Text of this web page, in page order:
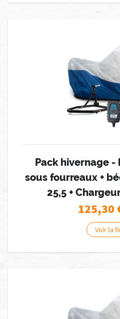
Pack hivernage
sous fourreaux +
25,5 +
125,30
Voir la